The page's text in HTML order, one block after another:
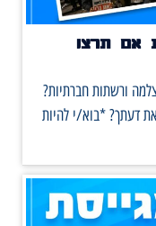
אם תרצו
ורשתות חברתיות?
דעתך? *בוא/י להיות